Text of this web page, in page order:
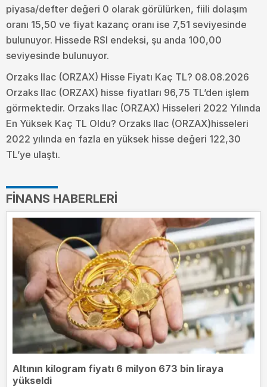
piyasa/defter değeri 0 olarak görülürken, fiili dolaşım
oranı 15,50 ve fiyat kazanç oranı ise 7,51 seviyesinde
bulunuyor. Hissede RSI endeksi, şu anda 100,00
seviyesinde bulunuyor.
Orzaks Ilac (ORZAX) Hisse Fiyatı Kaç TL? 08.08.2026
Orzaks Ilac (ORZAX) hisse fiyatları 96,75 TL’den işlem
görmektedir. Orzaks Ilac (ORZAX) Hisseleri 2022 Yılında
En Yüksek Kaç TL Oldu? Orzaks Ilac (ORZAX)hisseleri
2022 yılında en fazla en yüksek hisse değeri 122,30
TL’ye ulaştı.
FINANS HABERLERI
Altının kilogram fiyatı 6 milyon 673 bin liraya
yükseldi